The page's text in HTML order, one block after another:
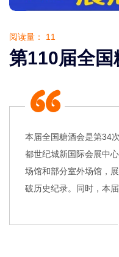
阅读量： 11
第110届全
本届全国糖酒会是第34
都世纪城新国际会展中
场馆和部分室外场馆，
破历史纪录。同时，本